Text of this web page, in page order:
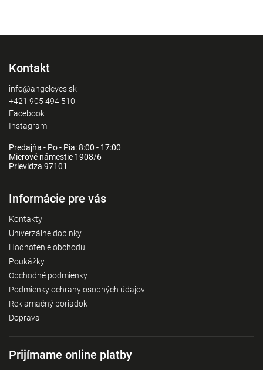
Kontakt
info@angeleyes.sk
+421 905 494 510
Facebook
Instagram
Predajňa - Po - Pia: 8:00 - 17:00
Mierové námestie 1908/6
Prievidza 97101
Informácie pre vás
Kontakty
Univerzálne doplnky
Hodnotenie obchodu
Poukážky
Obchodné podmienky
Podmienky ochrany osobných údajov
Reklamačný poriadok
Doprava
Prijímame online platby